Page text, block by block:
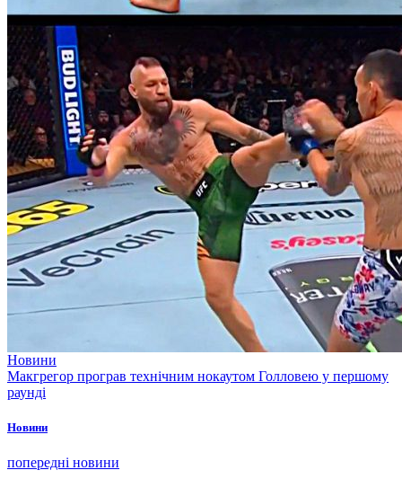
Новини
Макгрегор програв технічним нокаутом Голловею у першому
раунді
Новини
попередні новини